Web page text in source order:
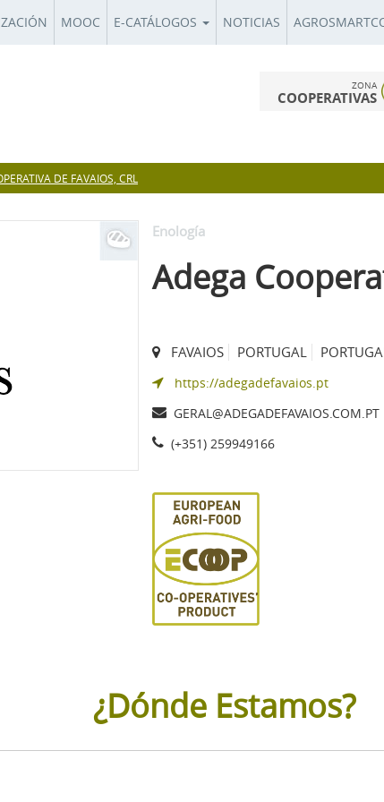
MOOC E-CATÁLOGOS NOTICIAS
ZONA
COOPERATIVAS
DE FAVAIOS, CRL
Enología
Adega
FAVAIOS PORTUGAL
https://adegadefavaios.pt
GERAL@ADEGADEFAVAIOS.COM.PT
(+351) 259949166
¿Dónde Estamos?